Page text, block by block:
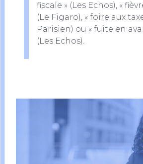
fiscale » (Les Echos), «
(Le Figaro), « foire aux
Parisien) ou « fuite en
(Les Echos).